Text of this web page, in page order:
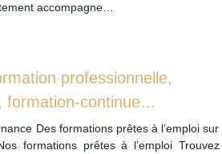
accompagne…
professionnelle,
formation-continue…
Des formations prêtes à l’emploi sur
formations prêtes à l’emploi Trouvez